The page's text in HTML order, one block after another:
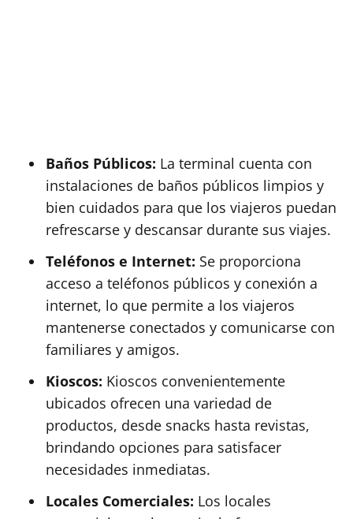
Baños Públicos: La terminal cuenta con
instalaciones de baños públicos limpios y
bien cuidados para que los viajeros puedan
refrescarse y descansar durante sus viajes.
Teléfonos e Internet: Se proporciona
acceso a teléfonos públicos y conexión a
internet, lo que permite a los viajeros
mantenerse conectados y comunicarse con
familiares y amigos.
Kioscos: Kioscos convenientemente
ubicados ofrecen una variedad de
productos, desde snacks hasta revistas,
brindando opciones para satisfacer
necesidades inmediatas.
Locales Comerciales: Los locales